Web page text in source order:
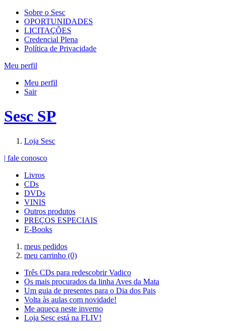
Sobre o Sesc
OPORTUNIDADES
LICITAÇÕES
Credencial Plena
Política de Privacidade
Meu perfil
Meu perfil
Sair
Sesc SP
Loja Sesc
| fale conosco
Livros
CDs
DVDs
VINIS
Outros produtos
PREÇOS ESPECIAIS
E-Books
meus pedidos
meu carrinho (0)
Três CDs para redescobrir Vadico
Os mais procurados da linha Aves da Mata
Um guia de presentes para o Dia dos Pais
Volta às aulas com novidade!
Me aqueça neste inverno
Loja Sesc está na FLIV!